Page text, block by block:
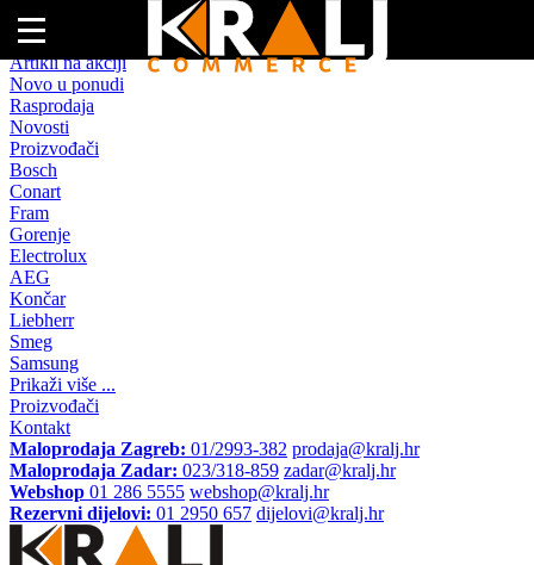
Naslovna
Artikli na akciji
Novo u ponudi
Rasprodaja
Novosti
Proizvođači
Bosch
Conart
Fram
Gorenje
Electrolux
AEG
Končar
Liebherr
Smeg
Samsung
Prikaži više ...
Proizvođači
Kontakt
Maloprodaja Zagreb: 01/2993-382 prodaja@kralj.hr
Maloprodaja Zadar: 023/318-859 zadar@kralj.hr
Webshop 01 286 5555 webshop@kralj.hr
Rezervni dijelovi: 01 2950 657 dijelovi@kralj.hr